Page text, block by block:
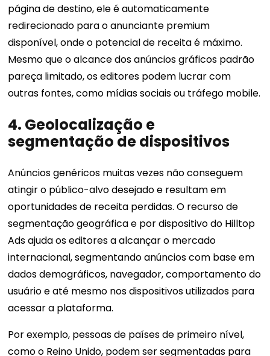
página de destino, ele é automaticamente
redirecionado para o anunciante premium
disponível, onde o potencial de receita é máximo.
Mesmo que o alcance dos anúncios gráficos padrão
pareça limitado, os editores podem lucrar com
outras fontes, como mídias sociais ou tráfego mobile.
4. Geolocalização e
segmentação de dispositivos
Anúncios genéricos muitas vezes não conseguem
atingir o público-alvo desejado e resultam em
oportunidades de receita perdidas. O recurso de
segmentação geográfica e por dispositivo do Hilltop
Ads ajuda os editores a alcançar o mercado
internacional, segmentando anúncios com base em
dados demográficos, navegador, comportamento do
usuário e até mesmo nos dispositivos utilizados para
acessar a plataforma.
Por exemplo, pessoas de países de primeiro nível,
como o Reino Unido, podem ser segmentadas para